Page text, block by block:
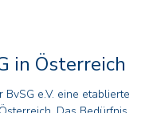
in Österreich
BvSG e.V. eine etablierte